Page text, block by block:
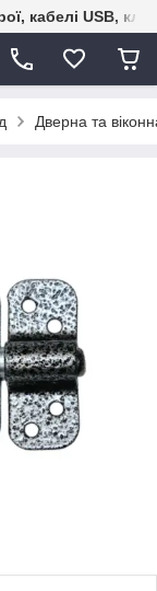
кабелі USB,
Дверна та